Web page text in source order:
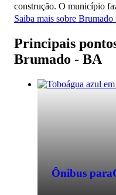
Brumado - BA
Passagem de
Economize na
construção. O município
Saiba mais sobre
Principais
Brumado - BA
Ônibus para